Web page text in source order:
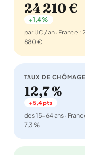
24 210 €
+1,4 %
par UC / an · France :
880 €
TAUX DE CHÔMAGE
12,7 %
+5,4 pts
des 15-64 ans ·
7,3 %